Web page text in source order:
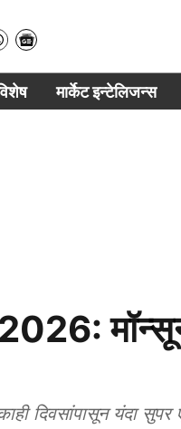
मार्केट इन्टेलिजन्स
मॉन्सून
दिवसांपासून यंदा सुपर